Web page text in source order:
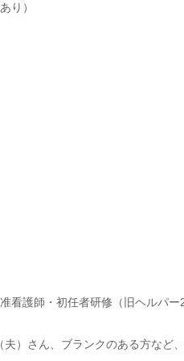
り）
看護師・初任者研修（旧ヘルパ
）さん、ブランクのある方など